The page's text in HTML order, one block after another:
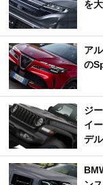
週間
新着記事
ン
デ
ス
を